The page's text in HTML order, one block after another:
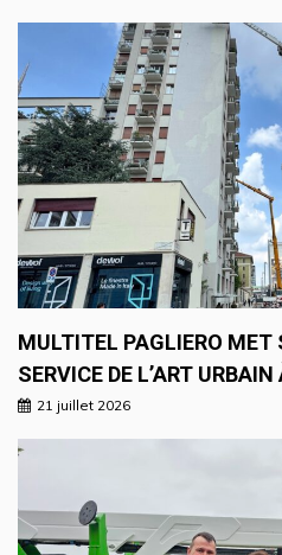
MULTITEL PAGLIERO MET
SERVICE DE L’ART
21 juillet 2026